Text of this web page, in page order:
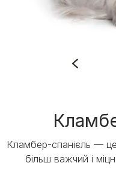
Кламбер-спанієль —
більш важчий і